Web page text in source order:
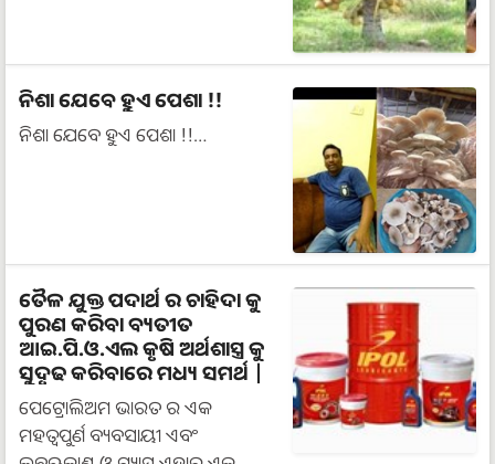
ନିଶା ଯେବେ ହୁଏ ପେଶା !!
ନିଶା ଯେବେ ହୁଏ ପେଶା !!…
ତୈଳ ଯୁକ୍ତ ପଦାର୍ଥ ର ଚାହିଦା କୁ
ପୁରଣ କରିବା ବ୍ୟତୀତ
ଆଇ.ପି.ଓ.ଏଲ କୃଷି ଅର୍ଥଶାସ୍ତ୍ର କୁ
ସୁଦୃଢ କରିବାରେ ମଧ୍ୟ ସମର୍ଥ |
ପେଟ୍ରୋଲିଅମ ଭାରତ ର ଏକ
ମହତ୍ଵପୁର୍ଣ ବ୍ୟବସାୟୀ ଏବଂ